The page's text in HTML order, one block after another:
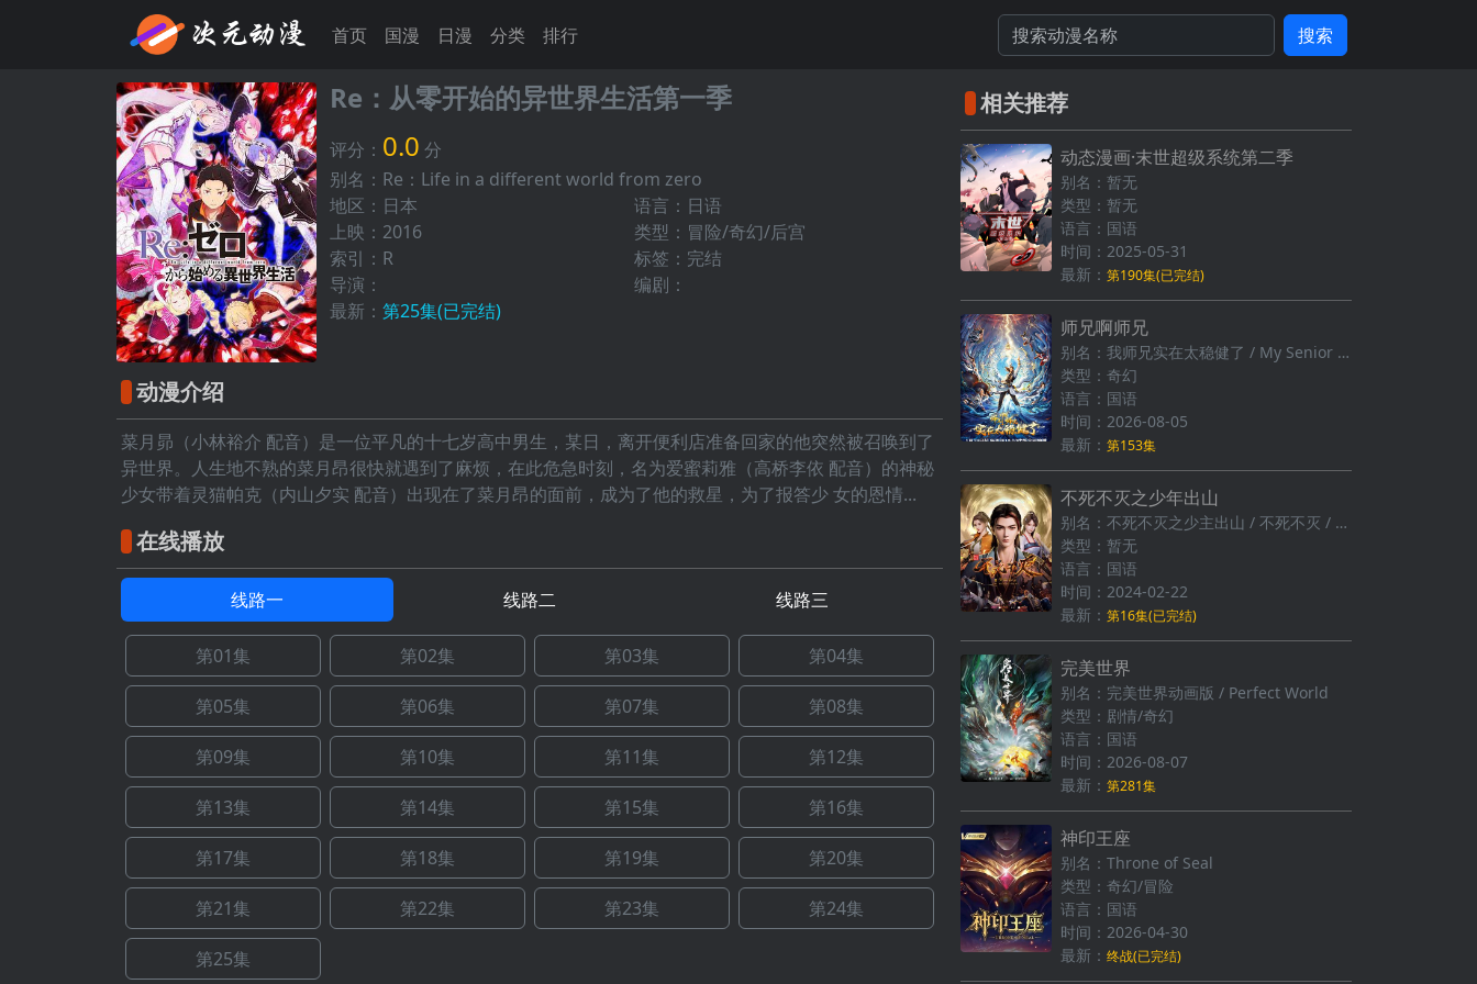
首页 国漫 日漫 分类 排行 搜索
Re：从零开始的异世界生活第一季
评分： 0.0 分
别名：Re：Life in a different world from zero
地区：日本
语言：日语
上映：2016
类型：冒险/奇幻/后宫
索引：R
标签：完结
导演：
编剧：
最新： 第25集(已完结)
动漫介绍
菜月昴（小林裕介 配音）是一位平凡的十七岁高中男生，某日，离开便利店准备回家的他突然被召唤到了
异世界。人生地不熟的菜月昂很快就遇到了麻烦，在此危急时刻，名为爱蜜莉雅（高桥李依 配音）的神秘
少女带着灵猫帕克（内山夕实 配音）出现在了菜月昂的面前，成为了他的救星，为了报答少 女的恩情...
在线播放
线路一 线路二 线路三
第01集 第02集 第03集 第04集
第05集 第06集 第07集 第08集
第09集 第10集 第11集 第12集
第13集 第14集 第15集 第16集
第17集 第18集 第19集 第20集
第21集 第22集 第23集 第24集
第25集
相关推荐
动态漫画·末世超级系统第二季
别名：暂无
类型：暂无
语言：国语
时间：2025-05-31
最新： 第190集(已完结)
师兄啊师兄
别名：我师兄实在太稳健了 / My Senior Brother is Too Steady
类型：奇幻
语言：国语
时间：2026-08-05
最新： 第153集
不死不灭之少年出山
别名：不死不灭之少主出山 / 不死不灭‎ / The Eternal Strife
类型：暂无
语言：国语
时间：2024-02-22
最新： 第16集(已完结)
完美世界
别名：完美世界动画版 / Perfect World
类型：剧情/奇幻
语言：国语
时间：2026-08-07
最新： 第281集
神印王座
别名：Throne of Seal
类型：奇幻/冒险
语言：国语
时间：2026-04-30
最新： 终战(已完结)